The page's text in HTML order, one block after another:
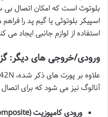
بلوتوث است که امکان اتصال بی
اسپیکر بلوتوثی یا گیم پد را
استفاده از لوازم جانبی ایجاد می
ورودی/خروجی های دیگر:
آنالوگ نیز می شود که برای
ورودی کامپوزیت (Composite):